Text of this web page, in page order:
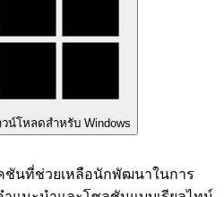
น์โหลดสำหรับ Windows
คชันที่ช่วยเหลือนักพัฒนาในการ